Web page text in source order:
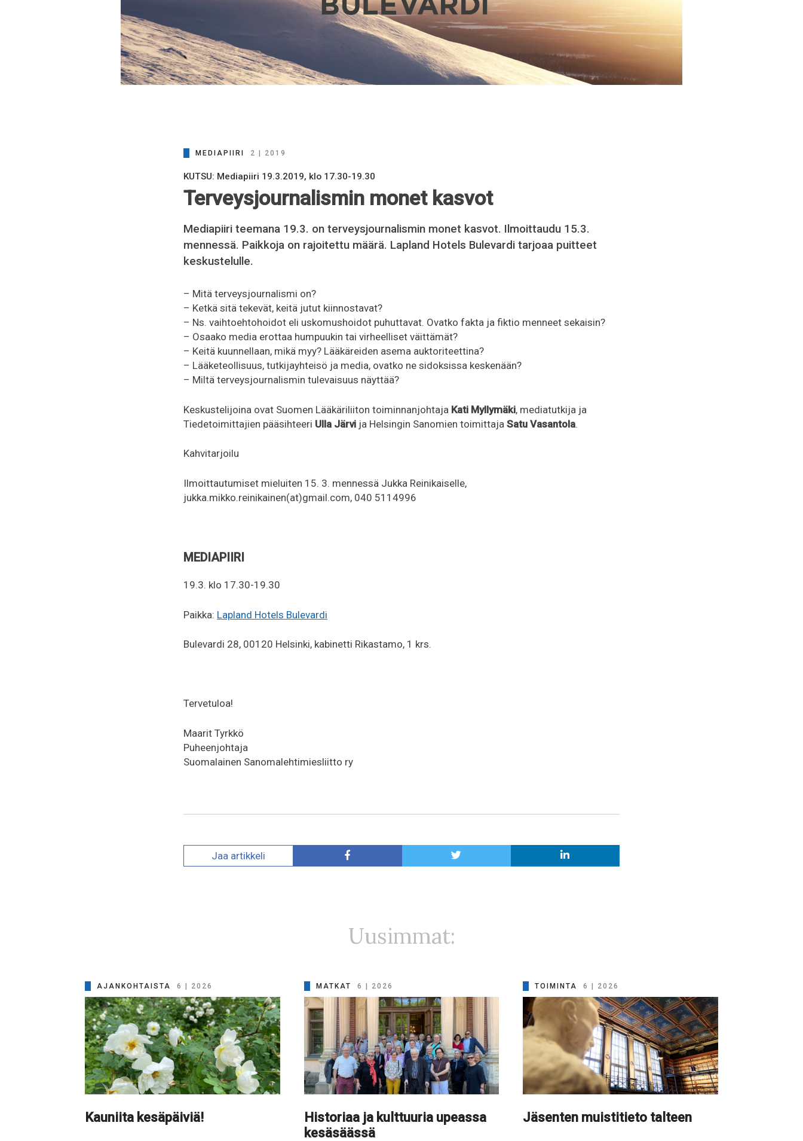
MEDIAPIIRI 2 | 2019
KUTSU: Mediapiiri 19.3.2019, klo 17.30-19.30
Terveysjournalismin monet kasvot
Mediapiiri teemana 19.3. on terveysjournalismin monet kasvot. Ilmoittaudu 15.3.
mennessä. Paikkoja on rajoitettu määrä. Lapland Hotels Bulevardi tarjoaa puitteet
keskustelulle.
– Mitä terveysjournalismi on?
– Ketkä sitä tekevät, keitä jutut kiinnostavat?
– Ns. vaihtoehtohoidot eli uskomushoidot puhuttavat. Ovatko fakta ja fiktio menneet sekaisin?
– Osaako media erottaa humpuukin tai virheelliset väittämät?
– Keitä kuunnellaan, mikä myy? Lääkäreiden asema auktoriteettina?
– Lääketeollisuus, tutkijayhteisö ja media, ovatko ne sidoksissa keskenään?
– Miltä terveysjournalismin tulevaisuus näyttää?
Keskustelijoina ovat Suomen Lääkäriliiton toiminnanjohtaja Kati Myllymäki, mediatutkija ja
Tiedetoimittajien pääsihteeri Ulla Järvi ja Helsingin Sanomien toimittaja Satu Vasantola.
Kahvitarjoilu
Ilmoittautumiset mieluiten 15. 3. mennessä Jukka Reinikaiselle,
jukka.mikko.reinikainen(at)gmail.com, 040 5114996
MEDIAPIIRI
19.3. klo 17.30-19.30
Paikka: Lapland Hotels Bulevardi
Bulevardi 28, 00120 Helsinki, kabinetti Rikastamo, 1 krs.
Tervetuloa!
Maarit Tyrkkö
Puheenjohtaja
Suomalainen Sanomalehtimiesliitto ry
Jaa artikkeli
Uusimmat:
AJANKOHTAISTA 6 | 2026
Kauniita kesäpäiviä!
MATKAT 6 | 2026
Historiaa ja kulttuuria upeassa
kesäsäässä
TOIMINTA 6 | 2026
Jäsenten muistitieto talteen